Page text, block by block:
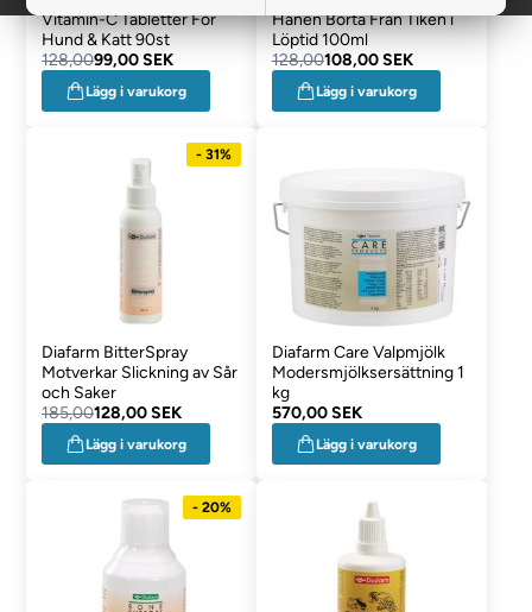
Vitamin-C Tabletter För
Hund & Katt 90st
128,0099,00 SEK
Lägg i varukorg
Hanen Borta Från Tiken i
Löptid 100ml
128,00108,00 SEK
Lägg i varukorg
- 31%
Diafarm BitterSpray
Motverkar Slickning av Sår
och Saker
185,00128,00 SEK
Lägg i varukorg
Diafarm Care Valpmjölk
Modersmjölksersättning 1
kg
570,00 SEK
Lägg i varukorg
- 20%